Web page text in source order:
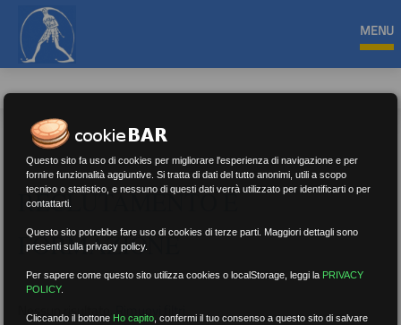
MENU
RECLUTAMENTO E
FORMAZIONE
Nessun risultato.Rimuovi filtri
Questo sito fa uso di cookies per migliorare l'esperienza di navigazione e per
fornire funzionalità aggiuntive. Si tratta di dati del tutto anonimi, utili a scopo
tecnico o statistico, e nessuno di questi dati verrà utilizzato per identificarti o per
contattarti.
Questo sito potrebbe fare uso di cookies di terze parti. Maggiori dettagli sono
presenti sulla privacy policy.
Per sapere come questo sito utilizza cookies o localStorage, leggi la PRIVACY
POLICY.
Cliccando il bottone Ho capito ,confermi il tuo consenso a questo sito di salvare